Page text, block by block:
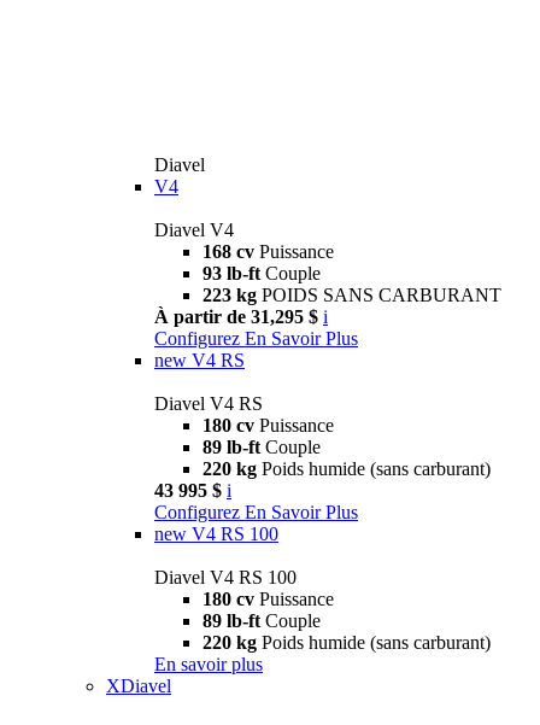
Diavel
V4
Diavel V4
168 cv Puissance
93 lb-ft Couple
223 kg POIDS SANS CARBURANT
À partir de 31,295 $ i
Configurez En Savoir Plus
new V4 RS
Diavel V4 RS
180 cv Puissance
89 lb-ft Couple
220 kg Poids humide (sans carburant)
43 995 $ i
Configurez En Savoir Plus
new V4 RS 100
Diavel V4 RS 100
180 cv Puissance
89 lb-ft Couple
220 kg Poids humide (sans carburant)
En savoir plus
XDiavel